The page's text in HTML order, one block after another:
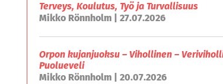
Terveys, Koulutus, Työ ja Turvallisuus
Mikko Rönnholm | 27.07.2026
Orpon kujanjuoksu – Vihollinen –
Puolueveli
Mikko Rönnholm | 20.07.2026